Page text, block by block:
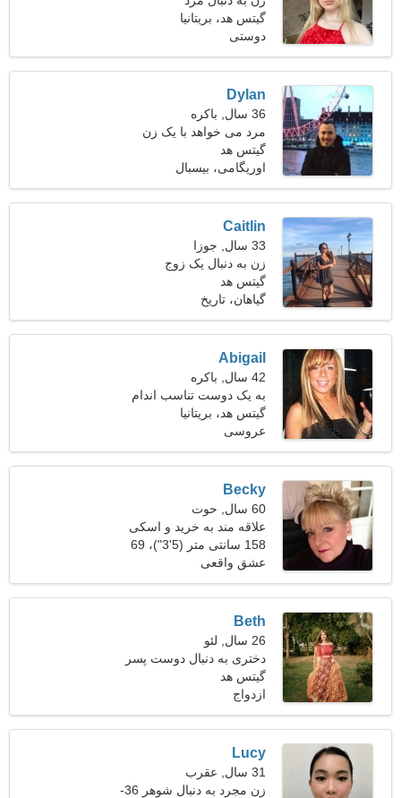
گیتس هد، بریتانیا
دوستی
Dylan
36 سال, باکره
مرد می خواهد با یک زن
ملاقات کند 29-31
گیتس هد
اوریگامی، بیسبال
Caitlin
33 سال, جوزا
زن به دنبال یک زوج
گیتس هد
گیاهان، تاریخ
Abigail
42 سال, باکره
به یک دوست تناسب اندام
شاد نیاز دارم
گیتس هد، بریتانیا
عروسی
Becky
60 سال, حوت
علاقه مند به خرید و اسکی
158 سانتی متر (5'3")، 69
کیلوگرم (152 پوند)
عشق واقعی
Beth
26 سال, لئو
دختری به دنبال دوست پسر
گیتس هد
ازدواج
Lucy
31 سال, عقرب
زن مجرد به دنبال شوهر 36-